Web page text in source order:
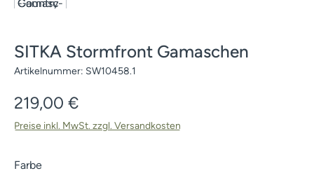
SITKA Stormfront Gamaschen
Artikelnummer: SW10458.1
Regulärer Preis:
219,00 €
Preise inkl. MwSt. zzgl. Versandkosten
Farbeauswählen